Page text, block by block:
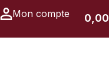
Mon compte 0,00